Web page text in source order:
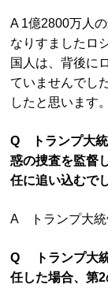
A 1億2800万人
なりすましたロ
国人は、背後に
ていませんでし
したと思います。
Q トランプ大統
惑の捜査を監督
任に追い込むで
A トランプ大統
Q トランプ大統
任した場合、第